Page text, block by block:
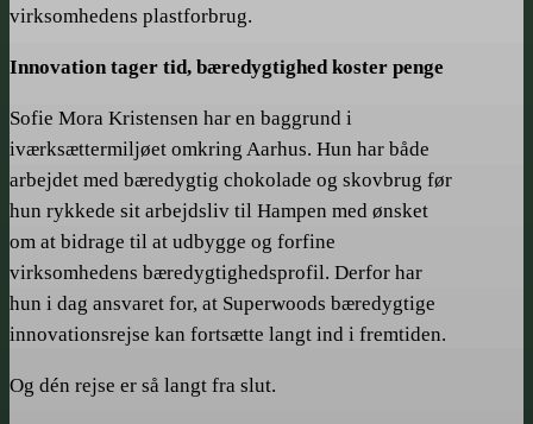
virksomhedens plastforbrug.
Innovation tager tid, bæredygtighed koster penge
Sofie Mora Kristensen har en baggrund i
iværksættermiljøet omkring Aarhus. Hun har både
arbejdet med bæredygtig chokolade og skovbrug før
hun rykkede sit arbejdsliv til Hampen med ønsket
om at bidrage til at udbygge og forfine
virksomhedens bæredygtighedsprofil. Derfor har
hun i dag ansvaret for, at Superwoods bæredygtige
innovationsrejse kan fortsætte langt ind i fremtiden.
Og dén rejse er så langt fra slut.